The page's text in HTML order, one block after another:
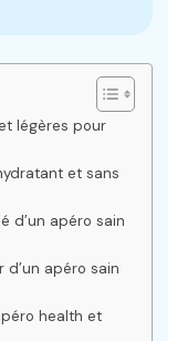
légères pour
et sans
d’un apéro sain
apéro sain
health et